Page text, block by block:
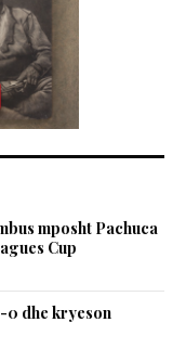
mposht Pachuca
Cup
0 dhe kryeson